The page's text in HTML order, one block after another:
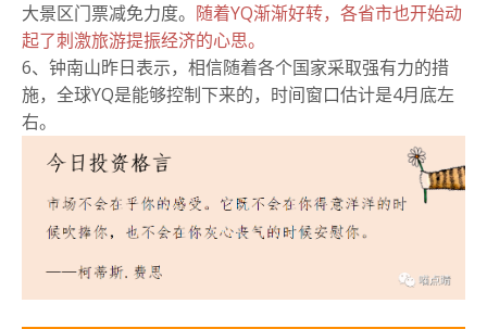
大景区门票减免力度。 随着YQ渐渐好转，各省市也开始动
起了刺激旅游提振经济的心思。
6、钟南山昨日表示，相信随着各个国家采取强有力的措
施，全球YQ是能够控制下来的，时间窗口估计是4月底左
右。